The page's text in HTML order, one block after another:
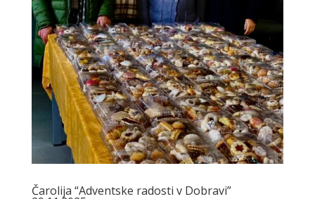
Čarolija “Adventske radosti v Dobravi”